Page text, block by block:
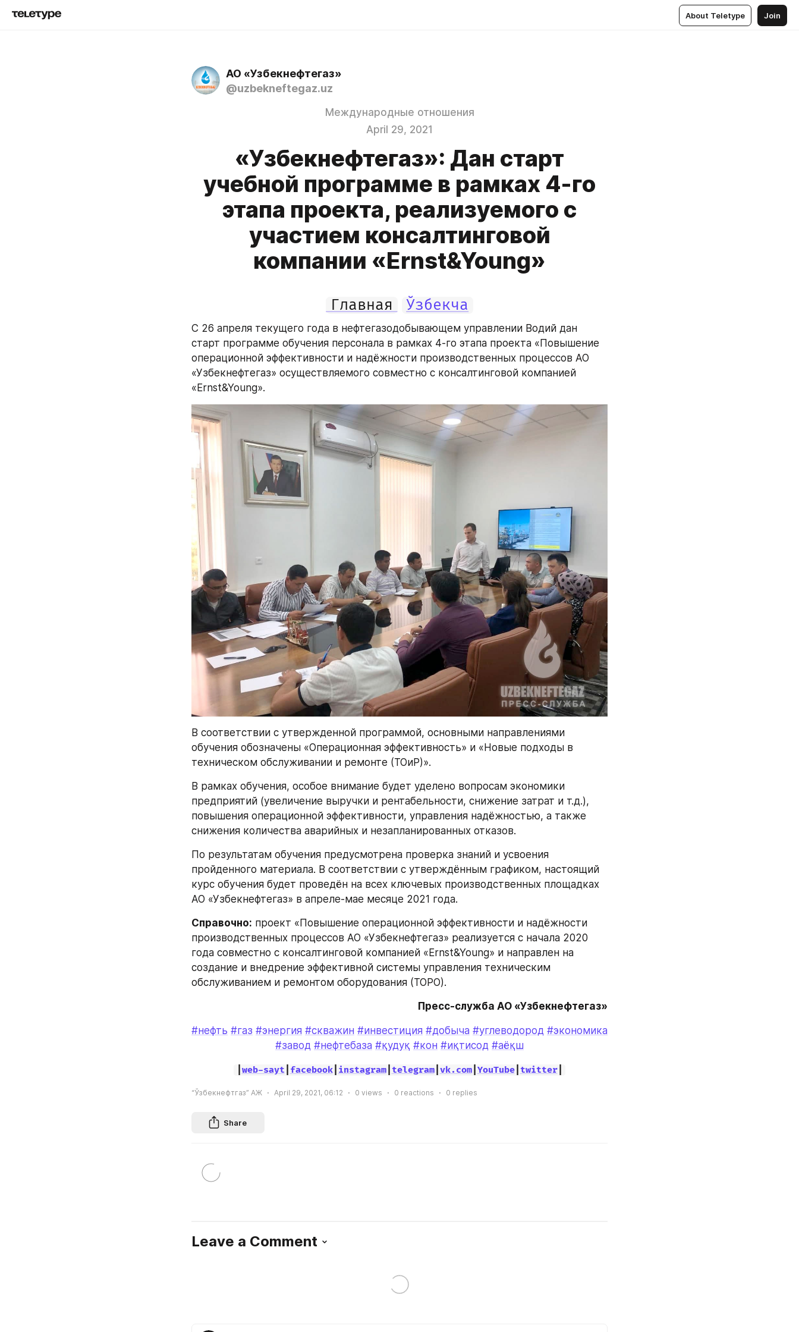
About Teletype Join
АО «Узбекнефтегаз»
@uzbekneftegaz.uz
Международные отношения
April 29, 2021
«Узбекнефтегаз»: Дан старт
учебной программе в рамках 4-го
этапа проекта, реализуемого с
участием консалтинговой
компании «Ernst&Young»
Главная Ўзбекча
С 26 апреля текущего года в нефтегазодобывающем управлении Водий дан
старт программе обучения персонала в рамках 4-го этапа проекта «Повышение
операционной эффективности и надёжности производственных процессов АО
«Узбекнефтегаз» осуществляемого совместно с консалтинговой компанией
«Ernst&Young».
В соответствии с утвержденной программой, основными направлениями
обучения обозначены «Операционная эффективность» и «Новые подходы в
техническом обслуживании и ремонте (ТОиР)».
В рамках обучения, особое внимание будет уделено вопросам экономики
предприятий (увеличение выручки и рентабельности, снижение затрат и т.д.),
повышения операционной эффективности, управления надёжностью, а также
снижения количества аварийных и незапланированных отказов.
По результатам обучения предусмотрена проверка знаний и усвоения
пройденного материала. В соответствии с утверждённым графиком, настоящий
курс обучения будет проведён на всех ключевых производственных площадках
АО «Узбекнефтегаз» в апреле-мае месяце 2021 года.
Справочно: проект «Повышение операционной эффективности и надёжности
производственных процессов АО «Узбекнефтегаз» реализуется с начала 2020
года совместно с консалтинговой компанией «Ernst&Young» и направлен на
создание и внедрение эффективной системы управления техническим
обслуживанием и ремонтом оборудования (ТОРО).
Пресс-служба АО «Узбекнефтегаз»
#нефть #газ #энергия #скважин #инвестиция #добыча #углеводород #экономика
#завод #нефтебаза #қудуқ #кон #иқтисод #аёқш
web-sayt facebook| instagram| telegram| vk.com| YouTube| twitter|
“Ўзбекнефтгаз” АЖ April 29, 2021, 06:12 0 views 0 reactions 0 replies
Share
Leave a Comment